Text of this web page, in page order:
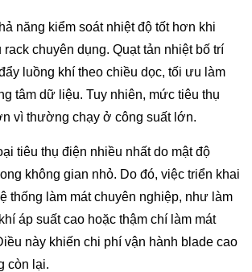
năng kiểm soát nhiệt độ tốt hơn khi
chuyên dụng. Quạt tản nhiệt bố trí
luồng khí theo chiều dọc, tối ưu làm
tâm dữ liệu. Tuy nhiên, mức tiêu thụ
vì thường chạy ở công suất lớn.
tiêu thụ điện nhiều nhất do mật độ
không gian nhỏ. Do đó, việc triển khai
thống làm mát chuyên nghiệp, như làm
áp suất cao hoặc thậm chí làm mát
này khiến chi phí vận hành blade cao
còn lại.